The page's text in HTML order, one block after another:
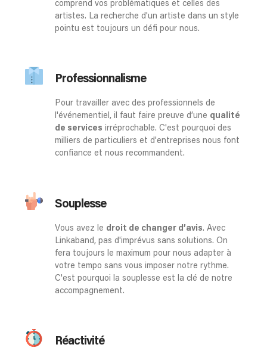
comprend vos problématiques et celles des
artistes. La recherche d'un artiste dans un style
pointu est toujours un défi pour nous.
Professionnalisme
Pour travailler avec des professionnels de
l'événementiel, il faut faire preuve d’une qualité
de services irréprochable. C'est pourquoi des
milliers de particuliers et d'entreprises nous font
confiance et nous recommandent.
Souplesse
Vous avez le droit de changer d’avis. Avec
Linkaband, pas d'imprévus sans solutions. On
fera toujours le maximum pour nous adapter à
votre tempo sans vous imposer notre rythme.
C'est pourquoi la souplesse est la clé de notre
accompagnement.
Réactivité